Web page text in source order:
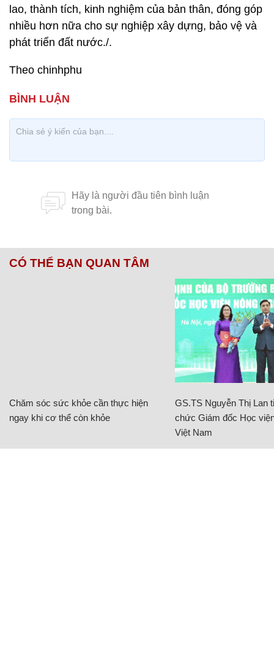
lao, thành tích, kinh nghiệm của bản thân, đóng góp
nhiều hơn nữa cho sự nghiệp xây dựng, bảo vệ và
phát triển đất nước./.
Theo chinhphu
CÓ THỂ BẠN QUAN TÂM
Chăm sóc sức khỏe cần thực hiện
ngay khi cơ thể còn khỏe
GS.TS Nguyễn Thị Lan
chức Giám đốc Học
Việt Nam